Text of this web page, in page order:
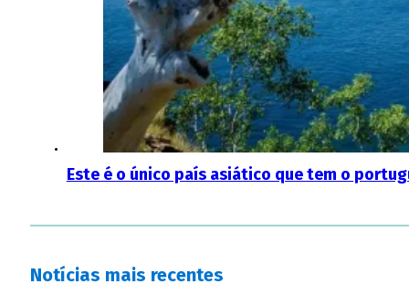
Este é o único país asiático que tem o
Notícias mais recentes